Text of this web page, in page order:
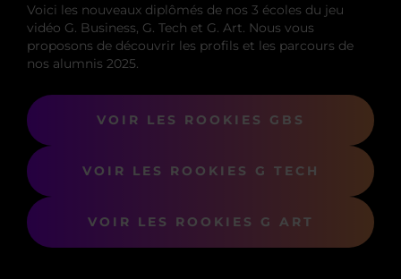
Voici les nouveaux diplômés de nos 3 écoles du jeu
vidéo G. Business, G. Tech et G. Art. Nous vous
proposons de découvrir les profils et les parcours de
nos alumnis 2025.
VOIR LES ROOKIES GBS
VOIR LES ROOKIES G TECH
VOIR LES ROOKIES G ART